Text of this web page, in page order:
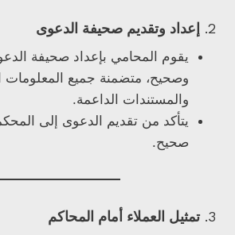
2. إعداد وتقديم صحيفة الدعوى
يقوم المحامي بإعداد صحيفة
وصحيح، متضمنة جميع المعلومات
والمستندات الداعمة.
يتأكد من تقديم الدعوى إلى
صحيح.
3. تمثيل العملاء أمام المحاكم